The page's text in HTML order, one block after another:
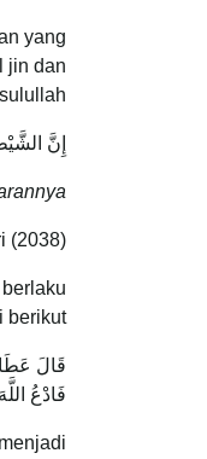
yang
jin dan
إِنَّ
(2038)
berikut:
قَالَ
فَادْعُ